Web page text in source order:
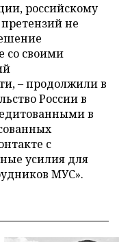
российскому
не
со своими
– продолжили в
России в
в
с
усилия для
МУС».